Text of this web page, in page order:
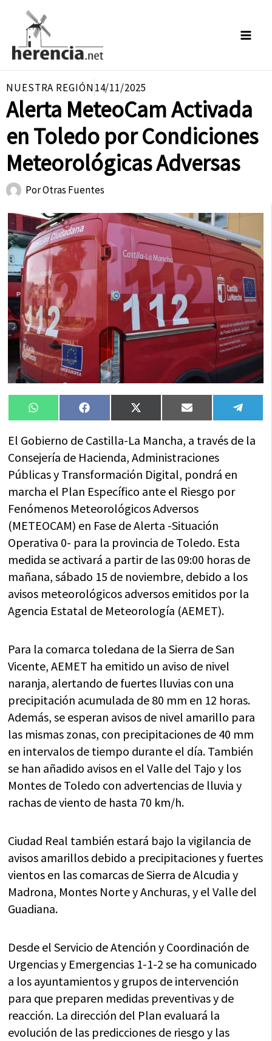
contenido
NUESTRA REGIÓN14/11/2025
Alerta MeteoCam Activada
en Toledo por Condiciones
Meteorológicas Adversas
PorOtras Fuentes
Compartir
en
WhatsAppCompartir
en
FacebookCompartir
en
X
(Twitter)
Compartir
en
Email
en
El Gobierno de Castilla-La Mancha, a través de la
Consejería de Hacienda, Administraciones
Públicas y Transformación Digital, pondrá en
marcha el Plan Específico ante el Riesgo por
Fenómenos Meteorológicos Adversos
(METEOCAM) en Fase de Alerta -Situación
Operativa 0- para la provincia de Toledo. Esta
medida se activará a partir de las 09:00 horas de
mañana, sábado 15 de noviembre, debido a los
avisos meteorológicos adversos emitidos por la
Agencia Estatal de Meteorología (AEMET).
Para la comarca toledana de la Sierra de San
Vicente, AEMET ha emitido un aviso de nivel
naranja, alertando de fuertes lluvias con una
precipitación acumulada de 80 mm en 12 horas.
Además, se esperan avisos de nivel amarillo para
las mismas zonas, con precipitaciones de 40 mm
en intervalos de tiempo durante el día. También
se han añadido avisos en el Valle del Tajo y los
Montes de Toledo con advertencias de lluvia y
rachas de viento de hasta 70 km/h.
Ciudad Real también estará bajo la vigilancia de
avisos amarillos debido a precipitaciones y fuertes
vientos en las comarcas de Sierra de Alcudia y
Madrona, Montes Norte y Anchuras, y el Valle del
Guadiana.
Desde el Servicio de Atención y Coordinación de
Urgencias y Emergencias 1-1-2 se ha comunicado
a los ayuntamientos y grupos de intervención
para que preparen medidas preventivas y de
reacción. La dirección del Plan evaluará la
evolución de las predicciones de riesgo y las